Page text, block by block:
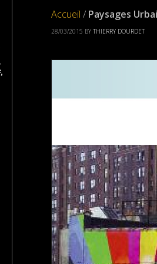
Accueil / Paysages
28/03/2015 BYTHIERRY DOURDET